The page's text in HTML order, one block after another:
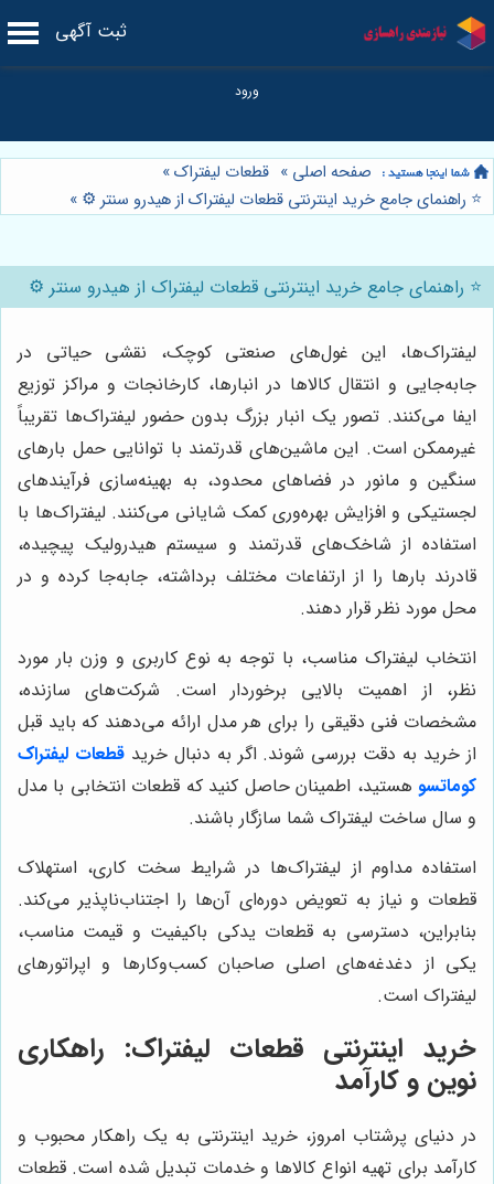
ثبت آگهی
صفحه اصلی » قطعات لیفتراک»
⭐️ راهنمای جامع خرید اینترنتی قطعات لیفتراک از هیدرو سنتر ⚙️ »
⭐️ راهنمای جامع خرید اینترنتی قطعات لیفتراک از هیدرو سنتر ⚙️
لیفتراک‌ها، این غول‌های صنعتی کوچک، نقشی حیاتی در
جابه‌جایی و انتقال کالاها در انبارها، کارخانجات و مراکز توزیع
ایفا می‌کنند. تصور یک انبار بزرگ بدون حضور لیفتراک‌ها تقریباً
غیرممکن است. این ماشین‌های قدرتمند با توانایی حمل بارهای
سنگین و مانور در فضاهای محدود، به بهینه‌سازی فرآیندهای
لجستیکی و افزایش بهره‌وری کمک شایانی می‌کنند. لیفتراک‌ها با
استفاده از شاخک‌های قدرتمند و سیستم هیدرولیک پیچیده،
قادرند بارها را از ارتفاعات مختلف برداشته، جابه‌جا کرده و در
محل مورد نظر قرار دهند.
انتخاب لیفتراک مناسب، با توجه به نوع کاربری و وزن بار مورد
نظر، از اهمیت بالایی برخوردار است. شرکت‌های سازنده،
مشخصات فنی دقیقی را برای هر مدل ارائه می‌دهند که باید قبل
از خرید به دقت بررسی شوند. اگر به دنبال خریدقطعات لیفتراک
کوماتسو هستید، اطمینان حاصل کنید که قطعات انتخابی با مدل
و سال ساخت لیفتراک شما سازگار باشند.
استفاده مداوم از لیفتراک‌ها در شرایط سخت کاری، استهلاک
قطعات و نیاز به تعویض دوره‌ای آن‌ها را اجتناب‌ناپذیر می‌کند.
بنابراین، دسترسی به قطعات یدکی باکیفیت و قیمت مناسب،
یکی از دغدغه‌های اصلی صاحبان کسب‌وکارها و اپراتورهای
لیفتراک است.
خرید اینترنتی قطعات لیفتراک: راهکاری
نوین و کارآمد
در دنیای پرشتاب امروز، خرید اینترنتی به یک راهکار محبوب و
کارآمد برای تهیه انواع کالاها و خدمات تبدیل شده است. قطعات